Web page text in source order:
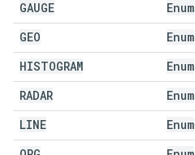
GAUGE Enum
GEO Enum
HISTOGRAM Enum
RADAR Enum
LINE Enum